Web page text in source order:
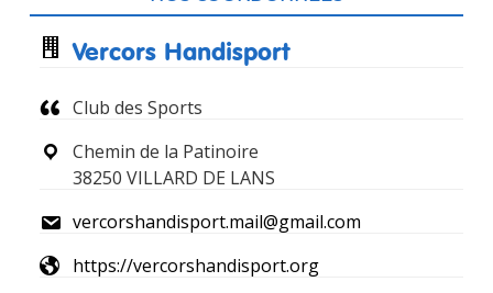
pied
de
page
Vercors Handisport
Club des Sports
Chemin de la Patinoire
38250 VILLARD DE LANS
vercorshandisport.mail@gmail.com
https://vercorshandisport.org